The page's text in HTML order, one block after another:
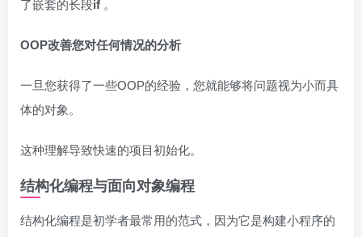
了嵌套的长段if 。
OOP改善您对任何情况的分析
一旦您获得了一些OOP的经验，您就能够将问题视为小而具
体的对象。
这种理解导致快速的项目初始化。
结构化编程与面向对象编程
结构化编程是初学者最常用的范式，因为它是构建小程序的